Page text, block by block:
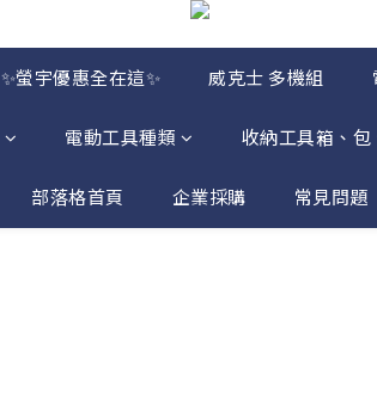
✨螢宇優惠全在這✨ 威克士 多機組
電動工具種類 收納工具箱、包
部落格首頁 企業採購 常見問題